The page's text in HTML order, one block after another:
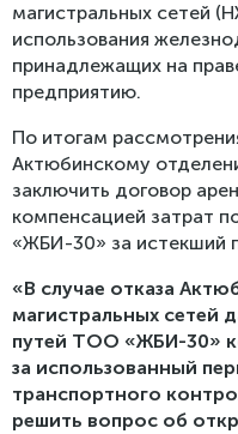
магистральных сетей
использования
принадлежащих на
предприятию.
По итогам
Актюбинскому
заключить договор
компенсацией затрат
«ЖБИ-30» за истекший
«В случае отказа
магистральных сетей
путей ТОО «ЖБИ-30»
за использованный
транспортного
решить вопрос об